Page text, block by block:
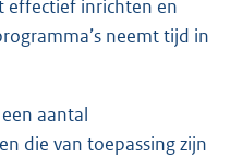
effectief inrichten en
neemt tijd in
aantal
die van toepassing zijn